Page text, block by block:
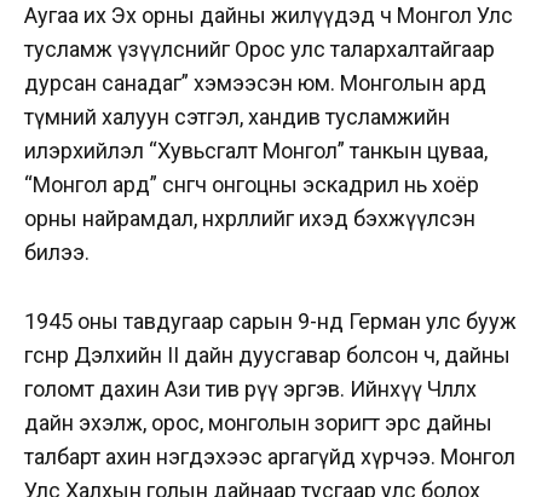
Аугаа их Эх орны дайны жилүүдэд ч Монгол Улс
тусламж үзүүлснийг Орос улс талархалтайгаар
дурсан санадаг” хэмээсэн юм. Монголын ард
түмний халуун сэтгэл, хандив тусламжийн
илэрхийлэл “Хувьсгалт Монгол” танкын цуваа,
“Монгол ард” сөнөөгч онгоцны эскадрил нь хоёр
орны найрамдал, нөхөрлөлийг ихэд бэхжүүлсэн
билээ.
1945 оны тавдугаар сарын 9-нд Герман улс бууж
өгснөөр Дэлхийн II дайн дуусгавар болсон ч, дайны
голомт дахин Ази тив рүү эргэв. Ийнхүү Чөлөөлөх
дайн эхэлж, орос, монголын зоригт эрс дайны
талбарт ахин нэгдэхээс аргагүйд хүрчээ. Монгол
Улс Халхын голын дайнаар тусгаар улс болох